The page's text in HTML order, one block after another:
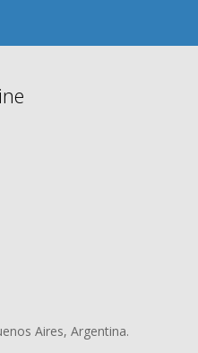
Aires, Argentina.